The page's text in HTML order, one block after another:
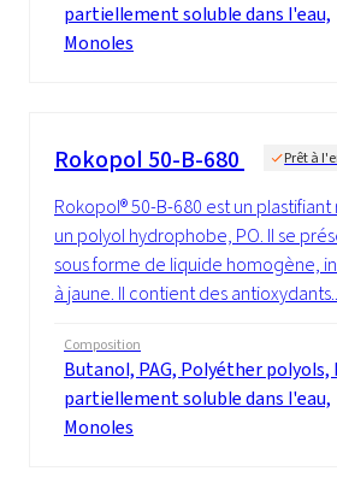
partiellement soluble dans l'eau,
Monoles
Rokopol 50-B-680 Prêt à
Rokopol® 50-B-680 est un plastifiant
un polyol hydrophobe, PO. Il se
sous forme de liquide homogène,
à jaune. Il contient des
Composition
Butanol, PAG, Polyéther polyols,
partiellement soluble dans l'eau,
Monoles